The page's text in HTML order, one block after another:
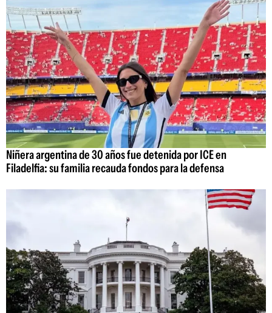
Niñera argentina de 30 años fue detenida por ICE en
Filadelfia: su familia recauda fondos para la defensa